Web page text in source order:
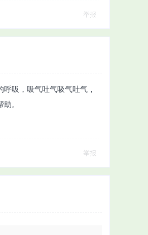
举报
吸，吸气吐气吸气吐气，
。
举报